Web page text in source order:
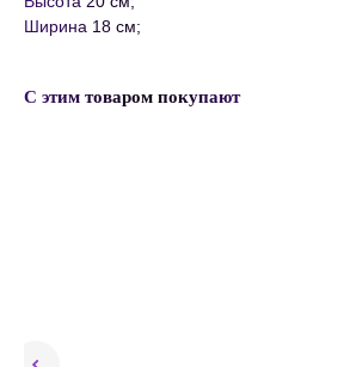
Ширина 18 см;
С этим товаром покупают